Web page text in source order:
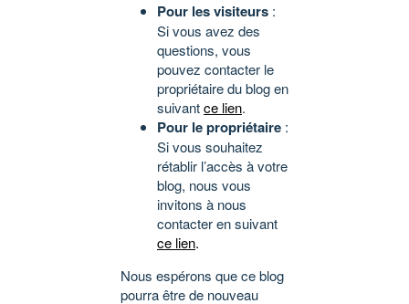
Pour les visiteurs :
Si vous avez des
questions, vous
pouvez contacter le
propriétaire du blog en
suivantce lien.
Pour le propriétaire :
Si vous souhaitez
rétablir l’accès à votre
blog, nous vous
invitons à nous
contacter en suivant
ce lien.
Nous espérons que ce blog
pourra être de nouveau